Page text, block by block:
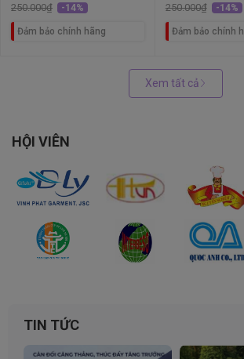
250.000₫ -14%
Đảm bảo chính hãng
250.000₫ -14%
Đảm bảo chính
Xem tất cả
HỘI VIÊN
TIN TỨC